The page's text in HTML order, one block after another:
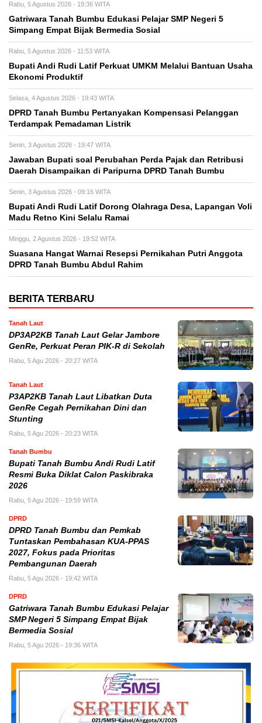
Rabu, 5 Agustus 2026 - 19:36 WITA
Gatriwara Tanah Bumbu Edukasi Pelajar SMP Negeri 5
Simpang Empat Bijak Bermedia Sosial
Rabu, 5 Agustus 2026 - 11:53 WITA
Bupati Andi Rudi Latif Perkuat UMKM Melalui Bantuan Usaha
Ekonomi Produktif
Selasa, 4 Agustus 2026 - 19:43 WITA
DPRD Tanah Bumbu Pertanyakan Kompensasi Pelanggan
Terdampak Pemadaman Listrik
Senin, 3 Agustus 2026 - 19:47 WITA
Jawaban Bupati soal Perubahan Perda Pajak dan Retribusi
Daerah Disampaikan di Paripurna DPRD Tanah Bumbu
Senin, 3 Agustus 2026 - 09:16 WITA
Bupati Andi Rudi Latif Dorong Olahraga Desa, Lapangan Voli
Madu Retno Kini Selalu Ramai
Minggu, 2 Agustus 2026 - 19:52 WITA
Suasana Hangat Warnai Resepsi Pernikahan Putri Anggota
DPRD Tanah Bumbu Abdul Rahim
BERITA TERBARU
Tanah Laut
DP3AP2KB Tanah Laut Gelar Jambore
GenRe, Perkuat Peran PIK-R di Sekolah
Rabu, 5 Agu 2026 - 20:27 WITA
Tanah Laut
P3AP2KB Tanah Laut Libatkan Duta
GenRe Cegah Pernikahan Dini dan
Stunting
Rabu, 5 Agu 2026 - 20:23 WITA
Tanah Bumbu
Bupati Tanah Bumbu Andi Rudi Latif
Resmi Buka Diklat Calon Paskibraka
2026
Rabu, 5 Agu 2026 - 19:59 WITA
DPRD
DPRD Tanah Bumbu dan Pemkab
Tuntaskan Pembahasan KUA-PPAS
2027, Fokus pada Prioritas
Pembangunan Daerah
Rabu, 5 Agu 2026 - 19:42 WITA
DPRD
Gatriwara Tanah Bumbu Edukasi Pelajar
SMP Negeri 5 Simpang Empat Bijak
Bermedia Sosial
Rabu, 5 Agu 2026 - 19:36 WITA